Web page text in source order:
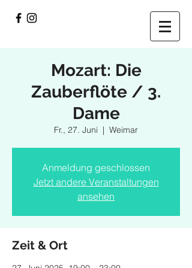
Mozart: Die
Zauberflöte / 3.
Dame
Fr., 27. Juni
  |
Weimar
Anmeldung geschlossen
Jetzt andere Veranstaltungen
ansehen
Zeit & Ort